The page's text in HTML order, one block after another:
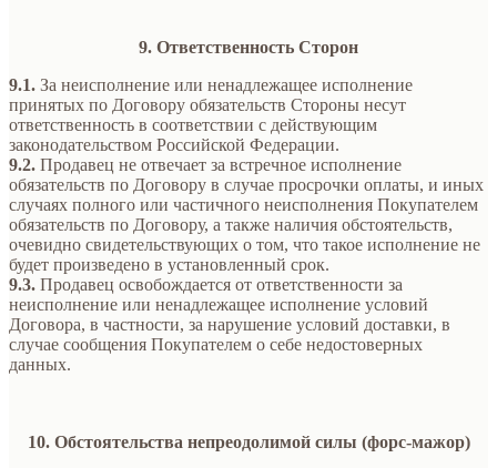
9. Ответственность Сторон
9.1. За неисполнение или ненадлежащее исполнение
принятых по Договору обязательств Стороны несут
ответственность в соответствии с действующим
законодательством Российской Федерации.
9.2. Продавец не отвечает за встречное исполнение
обязательств по Договору в случае просрочки оплаты, и иных
случаях полного или частичного неисполнения Покупателем
обязательств по Договору, а также наличия обстоятельств,
очевидно свидетельствующих о том, что такое исполнение не
будет произведено в установленный срок.
9.3. Продавец освобождается от ответственности за
неисполнение или ненадлежащее исполнение условий
Договора, в частности, за нарушение условий доставки, в
случае сообщения Покупателем о себе недостоверных
данных.
10. Обстоятельства непреодолимой силы (форс-мажор)